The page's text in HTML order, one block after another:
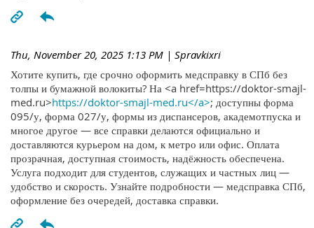
Thu, November 20, 2025 1:13 PM | Spravkixri
Хотите купить, где срочно оформить медсправку в СПб без
толпы и бумажной волокиты? На <a href=https://doktor-smajl-
med.ru>https://doktor-smajl-med.ru</a>; доступны форма
095/у, форма 027/у, формы из диспансеров, академотпуска и
многое другое — все справки делаются официально и
доставляются курьером на дом, к метро или офис. Оплата
прозрачная, доступная стоимость, надёжность обеспечена.
Услуга подходит для студентов, служащих и частных лиц —
удобство и скорость. Узнайте подробности — медсправка СПб,
оформление без очередей, доставка справки.